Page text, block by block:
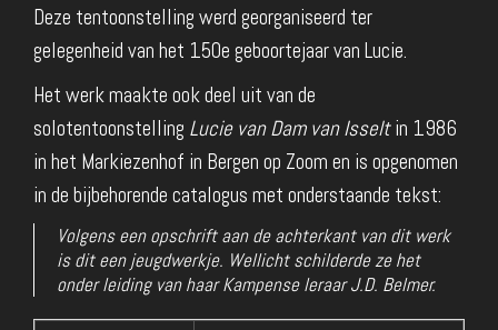
Deze tentoonstelling werd georganiseerd ter
gelegenheid van het 150e geboortejaar van Lucie.
Het werk maakte ook deel uit van de
solotentoonstelling Lucie van Dam van Isseltin 1986
in het Markiezenhof in Bergen op Zoom en is opgenomen
in de bijbehorende catalogus met onderstaande tekst:
Volgens een opschrift aan de achterkant van dit werk
is dit een jeugdwerkje. Wellicht schilderde ze het
onder leiding van haar Kampense leraar J.D. Belmer.